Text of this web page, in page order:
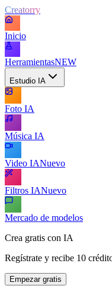
Creatorry
Inicio
HerramientasNEW
Estudio IA
Foto IA
Música IA
Video IANuevo
Filtros IANuevo
Mercado de modelos
Crea gratis con IA
Regístrate y recibe 10
Empezar gratis